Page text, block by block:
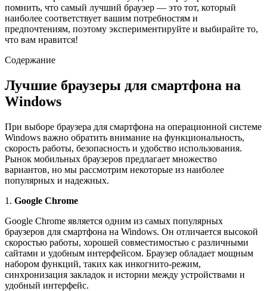
помнить, что самый лучший браузер — это тот, который
наиболее соответствует вашим потребностям и
предпочтениям, поэтому экспериментируйте и выбирайте то,
что вам нравится!
Содержание
Лучшие браузеры для смартфона на
Windows
При выборе браузера для смартфона на операционной системе
Windows важно обратить внимание на функциональность,
скорость работы, безопасность и удобство использования.
Рынок мобильных браузеров предлагает множество
вариантов, но мы рассмотрим некоторые из наиболее
популярных и надежных.
1. Google Chrome
Google Chrome является одним из самых популярных
браузеров для смартфона на Windows. Он отличается высокой
скоростью работы, хорошей совместимостью с различными
сайтами и удобным интерфейсом. Браузер обладает мощным
набором функций, таких как инкогнито-режим,
синхронизация закладок и истории между устройствами и
удобный интерфейс.